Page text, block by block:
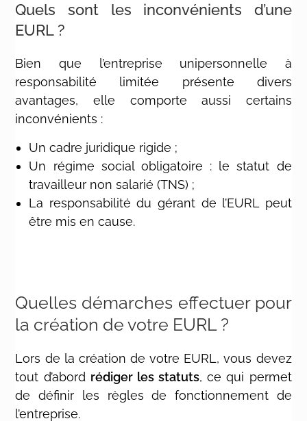
Quels sont les inconvénients d’une
EURL ?
Bien que l’entreprise unipersonnelle à
responsabilité limitée présente divers
avantages, elle comporte aussi certains
inconvénients :
Un cadre juridique rigide ;
Un régime social obligatoire : le statut de
travailleur non salarié (TNS) ;
La responsabilité du gérant de l’EURL peut
être mis en cause.
Quelles démarches effectuer pour
la création de votre EURL ?
Lors de la création de votre EURL, vous devez
tout d’abord rédiger les statuts, ce qui permet
de définir les règles de fonctionnement de
l’entreprise.